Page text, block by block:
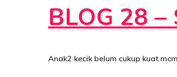
BLOG 28
Anak2 kecik belum cukup kuat